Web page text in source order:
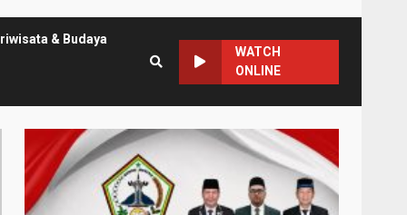
& Budaya
WATCH
ONLINE